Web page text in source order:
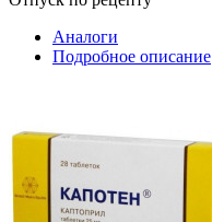
Аналоги
Подробное описание